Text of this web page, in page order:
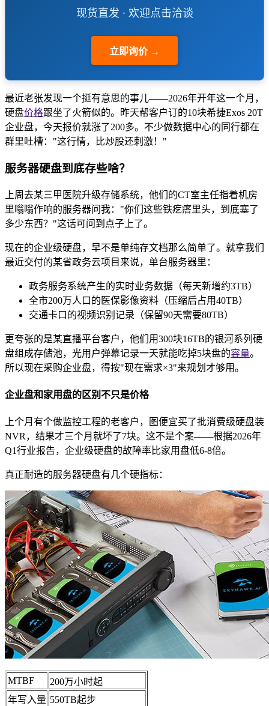
现货直发 · 欢迎点击洽谈
立即询价 →
最近老张发现一个挺有意思的事儿——2026年开年这一个月，
硬盘价格跟坐了火箭似的。昨天帮客户订的10块希捷Exos 20T
企业盘，今天报价就涨了200多。不少做数据中心的同行都在
群里吐槽："这行情，比炒股还刺激！"
服务器硬盘到底存些啥？
上周去某三甲医院升级存储系统，他们的CT室主任指着机房
里嗡嗡作响的服务器问我："你们这些铁疙瘩里头，到底塞了
多少东西？"这话可问到点子上了。
现在的企业级硬盘，早不是单纯存文档那么简单了。就拿我们
最近交付的某省政务云项目来说，单台服务器里：
政务服务系统产生的实时业务数据（每天新增约3TB）
全市200万人口的医保影像资料（压缩后占用40TB）
交通卡口的视频识别记录（保留90天需要80TB）
更夸张的是某直播平台客户，他们用300块16TB的银河系列硬
盘组成存储池，光用户弹幕记录一天就能吃掉5块盘的容量。
所以现在采购企业盘，得按"现在需求×3"来规划才够用。
企业盘和家用盘的区别不只是价格
上个月有个做监控工程的老客户，图便宜买了批消费级硬盘装
NVR，结果才三个月就坏了7块。这不是个案——根据2026年
Q1行业报告，企业级硬盘的故障率比家用盘低6-8倍。
真正耐造的服务器硬盘有几个硬指标：
MTBF
200万小时起
年写入量 550TB起步